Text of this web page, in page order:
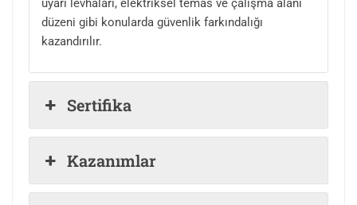
uyarı levhaları, elektriksel temas ve çalışma alanı
düzeni gibi konularda güvenlik farkındalığı
kazandırılır.
Sertifika
Kazanımlar